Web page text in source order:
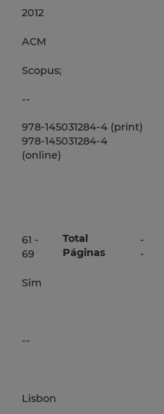
2012
ACM
Scopus;
--
978-145031284-4 (print)
978-145031284-4
(online)
61 -
69
Total
Páginas
-
-
Sim
--
Lisbon